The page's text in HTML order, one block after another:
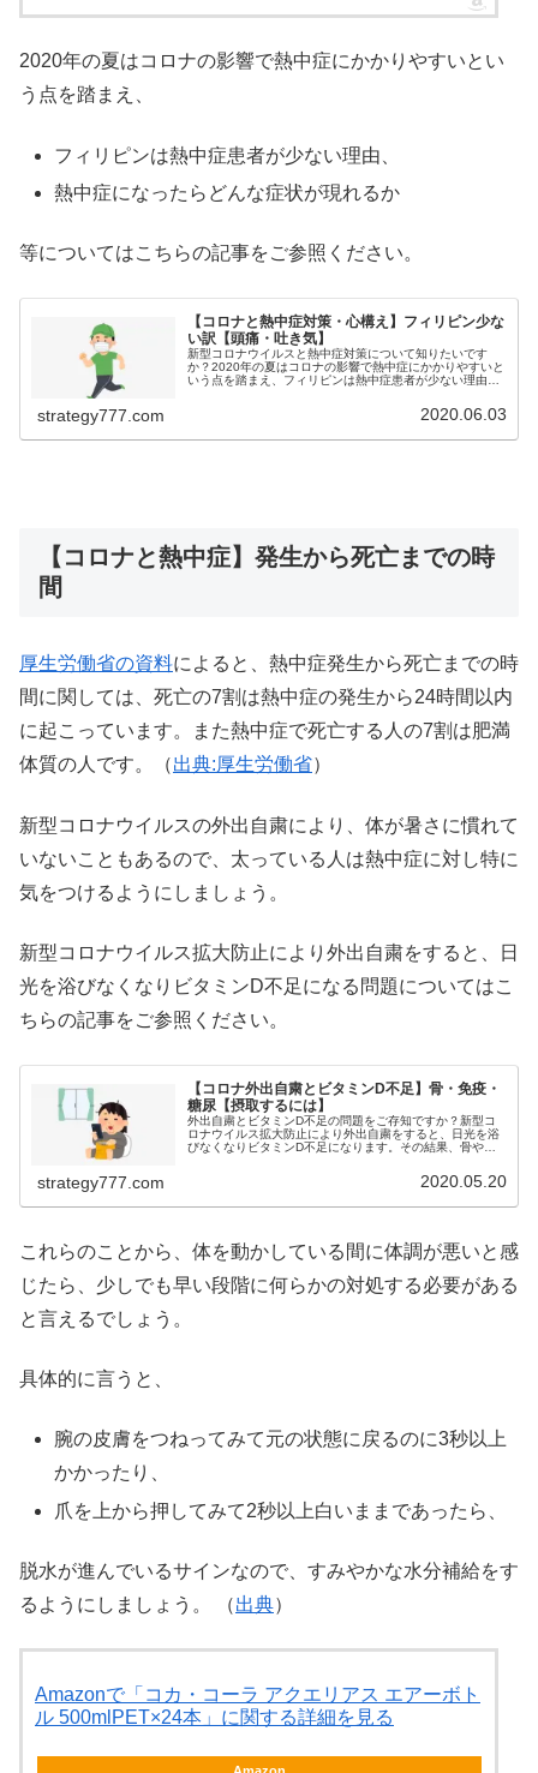
2020年の夏はコロナの影響で熱中症にかかりやすいとい
う点を踏まえ、
フィリピンは熱中症患者が少ない理由、
熱中症になったらどんな症状が現れるか
等についてはこちらの記事をご参照ください。
【コロナと熱中症対策・心構え】フィリピン少な
い訳【頭痛・吐き気】
新型コロナウイルスと熱中症対策について知りたいです
か？2020年の夏はコロナの影響で熱中症にかかりやすいと
いう点を踏まえ、フィリピンは熱中症患者が少ない理由、
strategy777.com 2020.06.03
【コロナと熱中症】発生から死亡までの時
間
厚生労働省の資料によると、熱中症発生から死亡までの時
間に関しては、死亡の7割は熱中症の発生から24時間以内
に起こっています。また熱中症で死亡する人の7割は肥満
体質の人です。（出典:厚生労働省）
新型コロナウイルスの外出自粛により、体が暑さに慣れて
いないこともあるので、太っている人は熱中症に対し特に
気をつけるようにしましょう。
新型コロナウイルス拡大防止により外出自粛をすると、日
光を浴びなくなりビタミンD不足になる問題についてはこ
ちらの記事をご参照ください。
【コロナ外出自粛とビタミンD不足】骨・免疫・
糖尿【摂取するには】
外出自粛とビタミンD不足の問題をご存知ですか？新型コ
ロナウイルス拡大防止により外出自粛をすると、日光を浴
びなくなりビタミンD不足になります。その結果、骨や免
strategy777.com 2020.05.20
これらのことから、体を動かしている間に体調が悪いと感
じたら、少しでも早い段階に何らかの対処する必要がある
と言えるでしょう。
具体的に言うと、
腕の皮膚をつねってみて元の状態に戻るのに3秒以上
かかったり、
爪を上から押してみて2秒以上白いままであったら、
脱水が進んでいるサインなので、すみやかな水分補給をす
るようにしましょう。 （出典）
Amazonで「コカ・コーラ アクエリアス エアーボト
ル 500mlPET×24本」に関する詳細を見る